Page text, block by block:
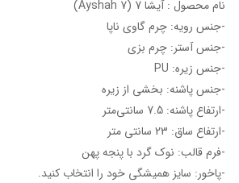
نام محصول : آیشا 7 (Ayshah 7)
-جنس رویه: چرم گاوی ناپا
-جنس آستر: چرم بزی
-جنس زیره: PU
-جنس پاشنه: بخشی از زیره
-ارتفاع پاشنه: 7.5 سانتی‌متر
-ارتفاع ساق: 23 سانتی متر
-فرم قالب: نوک گرد با پنجه پهن
-پاخور: سایز همیشگی خود را انتخاب کنید.